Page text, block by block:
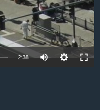
2:38